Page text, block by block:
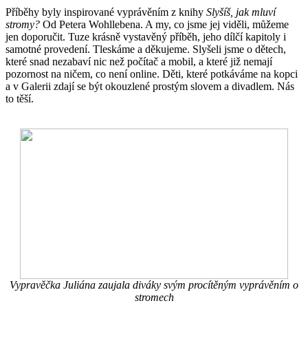
Příběhy byly inspirované vyprávěním z knihy Slyšíš, jak mluví
stromy? Od Petera Wohllebena. A my, co jsme jej viděli, můžeme
jen doporučit. Tuze krásně vystavěný příběh, jeho dílčí kapitoly i
samotné provedení. Tleskáme a děkujeme. Slyšeli jsme o dětech,
které snad nezabaví nic než počítač a mobil, a které již nemají
pozornost na ničem, co není online. Děti, které potkáváme na kopci
a v Galerii zdají se být okouzlené prostým slovem a divadlem. Nás
to těší.
Vypravěčka Juliána zaujala diváky svým procítěným vyprávěním o
stromech